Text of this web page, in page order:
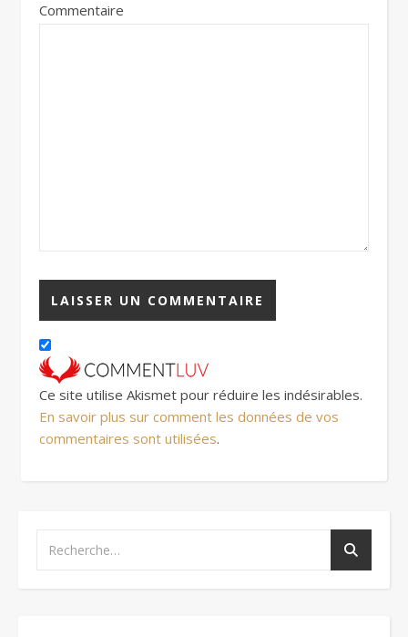
Commentaire
Ce site utilise Akismet pour réduire les indésirables.
En savoir plus sur comment les données de vos
commentaires sont utilisées.